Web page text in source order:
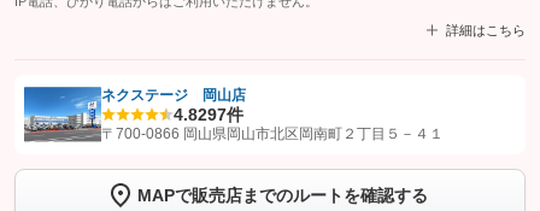
詳細はこちら
【STEP1】認証画面でグーネットを友だち追加してから「許可する」ボタンを押
トーク画面で
ボタンをタップして問い合わせを
ネクステージ 岡山店
4.8297件
〒700-0866 岡山県岡山市北区岡南町２丁目５－４１
MAPで販売店までのルートを確認する